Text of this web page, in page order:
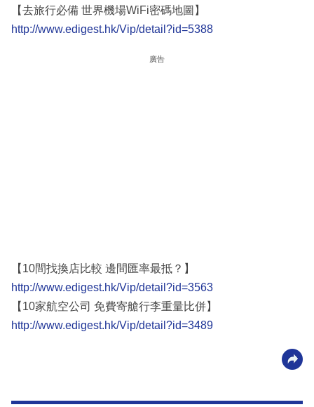
【去旅行必備 世界機場WiFi密碼地圖】
http://www.edigest.hk/Vip/detail?id=5388
廣告
【10間找換店比較 邊間匯率最抵？】
http://www.edigest.hk/Vip/detail?id=3563
【10家航空公司 免費寄艙行李重量比併】
http://www.edigest.hk/Vip/detail?id=3489